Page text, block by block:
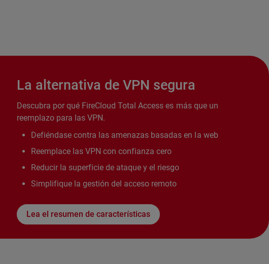
La alternativa de VPN segura
Descubra por qué FireCloud Total Access es más que un
reemplazo para las VPN.
Defiéndase contra las amenazas basadas en la web
Reemplace las VPN con confianza cero
Reducir la superficie de ataque y el riesgo
Simplifique la gestión del acceso remoto
Lea el resumen de características